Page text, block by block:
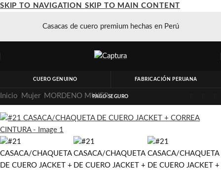
SKIP TO NAVIGATION SKIP TO MAIN CONTENT
Casacas de cuero premium hechas en Perú
CUERO GENUINO FABRICACIÓN PERUANA
PAGO SEGURO
Inicio Mujer/ MORDENO MUJER